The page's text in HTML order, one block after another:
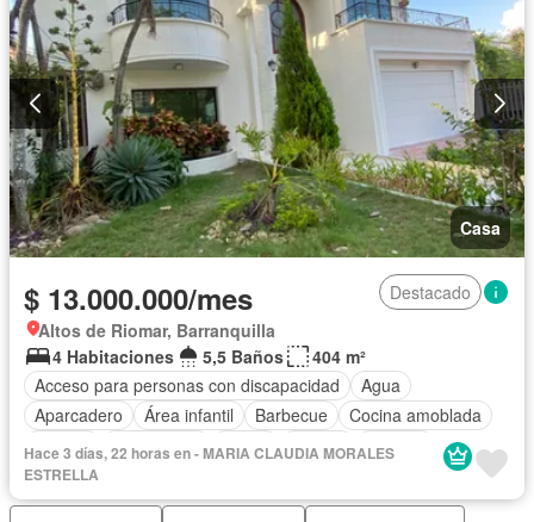
Casa
$ 13.000.000/mes
Destacado
Altos de Riomar, Barranquilla
4 Habitaciones
5,5 Baños
404 m²
Acceso para personas con discapacidad
Agua
Aparcadero
Área infantil Barbecue
Cocina amoblada
Estudio
Gas natural Jardín Piscina
Terraza
Permite mascotas
Hace 3 días, 22 horas en - MARIA CLAUDIA MORALES
ESTRELLA